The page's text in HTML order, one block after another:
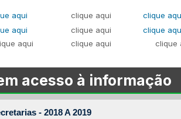
aqui clique aqui
clique
aqui clique aqui
clique
aqui clique aqui clique
acesso à informação
- 2018 A 2019